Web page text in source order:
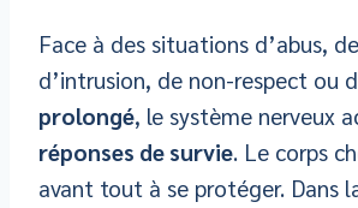
Face à des situations d’abus,
d’intrusion, de non-respect ou
prolongé, le système nerveux
réponses de survie. Le corps
avant tout à se protéger. Dans